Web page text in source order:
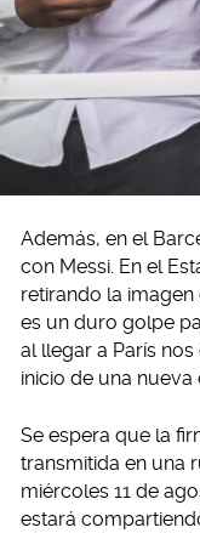
Además, en el
con Messi. En el
retirando la
es un duro golpe
al llegar a París
inicio de una nueva
Se espera que la
transmitida en una
miércoles 11 de
estará